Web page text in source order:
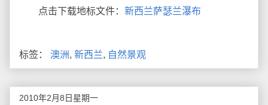
点击下载地标文件： 新西兰萨瑟兰瀑布
标签： 澳洲, 新西兰, 自然景观
2010年2月8日星期一